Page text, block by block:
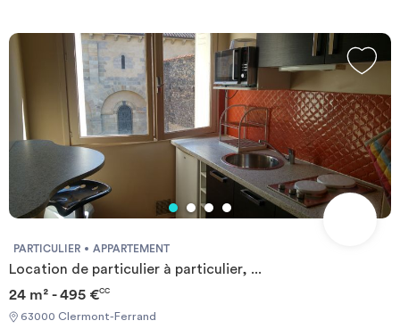
PARTICULIER APPARTEMENT
Location de particulier à particulier, ...
24 m² - 495 €CC
63000 Clermont-Ferrand